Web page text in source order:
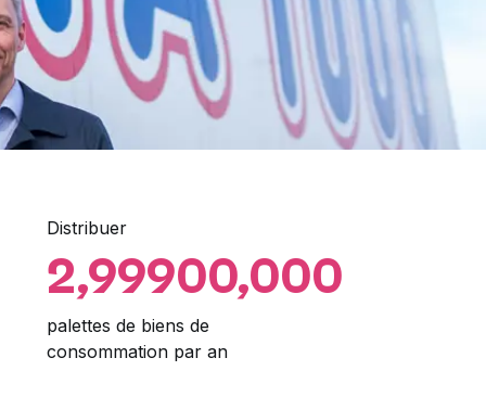
Distribuer
2,99900,000
palettes de biens de
consommation par an